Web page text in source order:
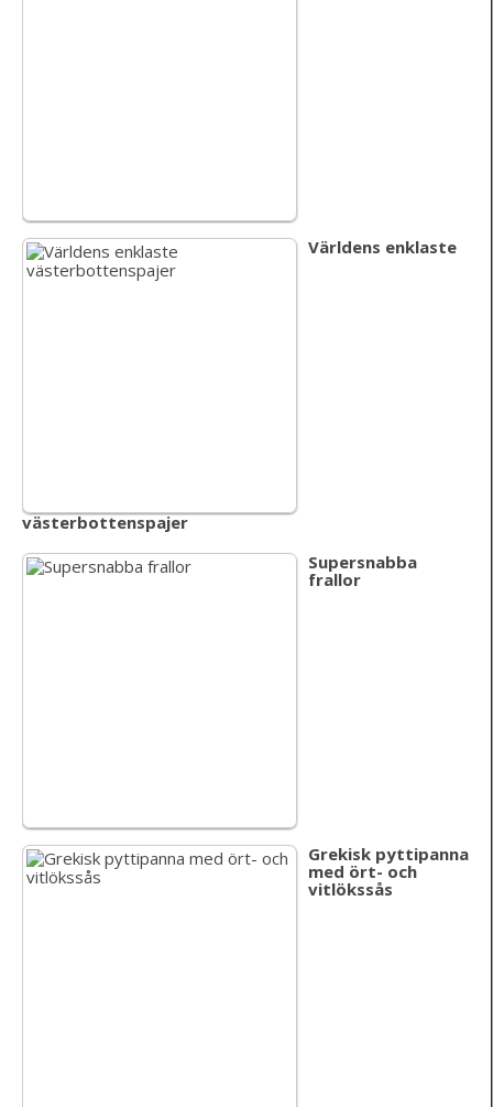
Världens enklaste
västerbottenspajer
Supersnabba
frallor
Grekisk pyttipanna
med ört- och
vitlökssås